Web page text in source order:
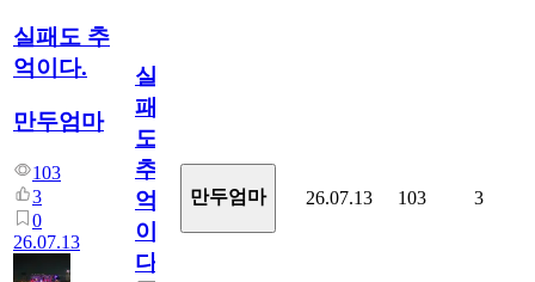
실패도 추
억이다.
만두엄마
103
3
0
26.07.13
실
패
도
추
억
이
다.
만두엄마 26.07.13 103 3